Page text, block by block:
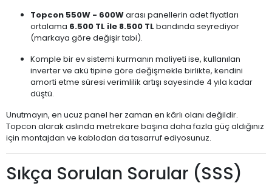
Topcon 550W - 600Warası panellerin adet fiyatları
ortalama 6.500 TL ile 8.500 TL bandında seyrediyor
(markaya göre değişir tabi).
Komple bir ev sistemi kurmanın maliyeti ise, kullanılan
inverter ve akü tipine göre değişmekle birlikte, kendini
amorti etme süresi verimlilik artışı sayesinde 4 yıla kadar
düştü.
Unutmayın, en ucuz panel her zaman en kârlı olanı değildir.
Topcon alarak aslında metrekare başına daha fazla güç aldığınız
için montajdan ve kablodan da tasarruf ediyosunuz.
Sıkça Sorulan Sorular (SSS)